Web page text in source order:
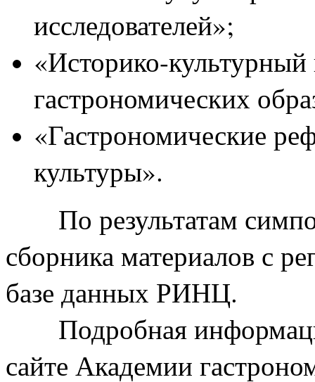
исследователей»;
«Историко-культурный
гастрономических
«Гастрономические
культуры».
По результатам
сборника материалов с
базе данных РИНЦ.
Подробная
сайте Академии